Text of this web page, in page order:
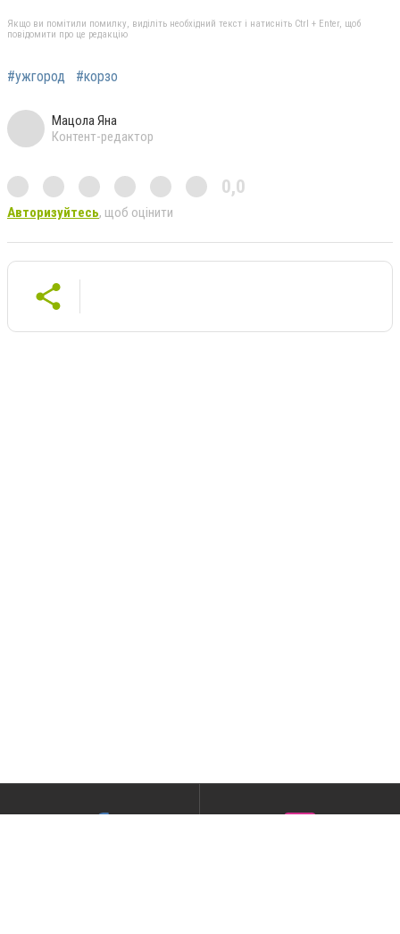
Якщо ви помітили помилку, виділіть необхідний текст і натисніть Ctrl + Enter, щоб
повідомити про це редакцію
#ужгород #корзо
Мацола Яна
Контент-редактор
0,0
Авторизуйтесь, щоб оцінити